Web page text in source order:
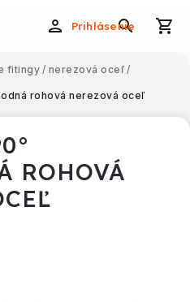
Prihlásenie
fitingy / nerezová oceľ /
rohová nerezová oceľ
ROHOVÁ